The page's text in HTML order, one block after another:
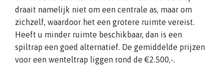
draait namelijk niet om een centrale as, maar om
zichzelf, waardoor het een grotere ruimte vereist.
Heeft u minder ruimte beschikbaar, dan is een
spiltrap een goed alternatief. De gemiddelde prijzen
voor een wenteltrap liggen rond de €2.500,-.